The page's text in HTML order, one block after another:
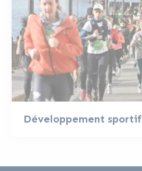
Développement sportif